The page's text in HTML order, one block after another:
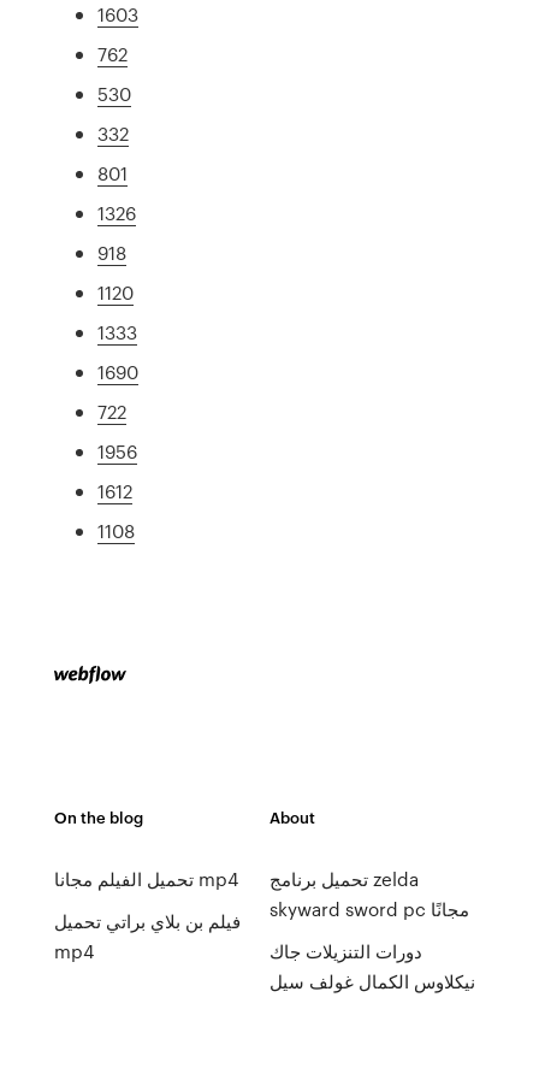
1603
762
530
332
801
1326
918
1120
1333
1690
722
1956
1612
1108
On the blog
تحميل الفيلم مجانا mp4
فيلم بن بلاي براتي تحميل
mp4
About
تحميل برنامج zelda
skyward sword pc مجانًا
دورات التنزيلات جاك
نيكلاوس الكمال غولف سيل